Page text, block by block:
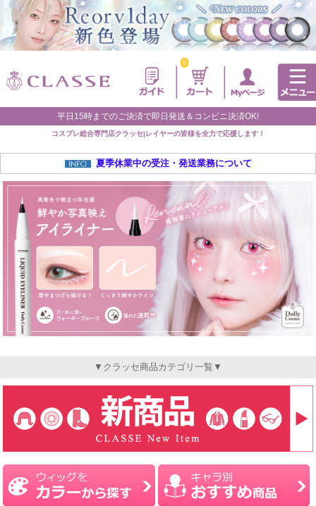
0
平日15時までのご決済で即日発送＆コンビニ決済OK!
コスプレ総合専門店クラッセ|レイヤーの皆様を全力で応援します！
夏季休業中の受注・発送業務について
▼クラッセ商品カテゴリ一覧▼